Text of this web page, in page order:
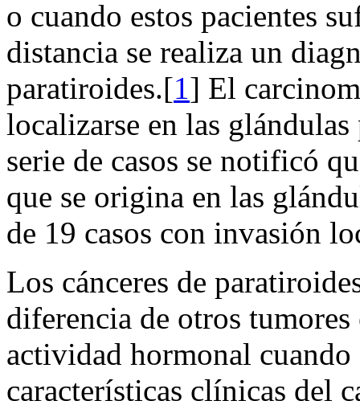
o cuando estos pacientes
distancia se realiza un
paratiroides.[1 ] El
localizarse en las
serie de casos se notificó
que se origina en las
de 19 casos con invasión
Los cánceres de
diferencia de otros
actividad hormonal
características clínicas del